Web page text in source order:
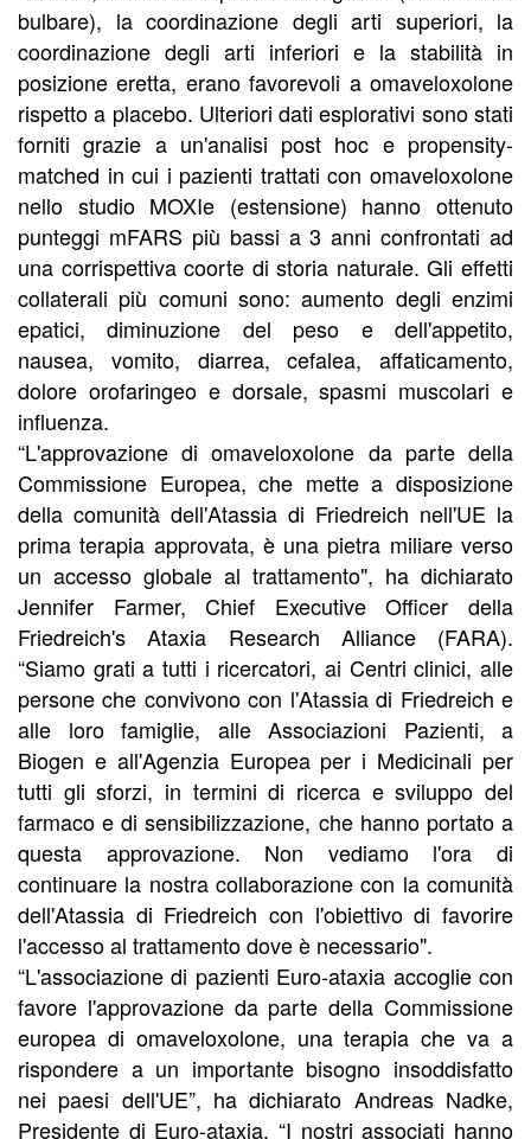
bulbare), la coordinazione degli arti superiori, la
coordinazione degli arti inferiori e la stabilità in
posizione eretta, erano favorevoli a omaveloxolone
rispetto a placebo. Ulteriori dati esplorativi sono stati
forniti grazie a un'analisi post hoc e propensity-
matched in cui i pazienti trattati con omaveloxolone
nello studio MOXIe (estensione) hanno ottenuto
punteggi mFARS più bassi a 3 anni confrontati ad
una corrispettiva coorte di storia naturale. Gli effetti
collaterali più comuni sono: aumento degli enzimi
epatici, diminuzione del peso e dell'appetito,
nausea, vomito, diarrea, cefalea, affaticamento,
dolore orofaringeo e dorsale, spasmi muscolari e
influenza.
“L'approvazione di omaveloxolone da parte della
Commissione Europea, che mette a disposizione
della comunità dell'Atassia di Friedreich nell'UE la
prima terapia approvata, è una pietra miliare verso
un accesso globale al trattamento", ha dichiarato
Jennifer Farmer, Chief Executive Officer della
Friedreich's Ataxia Research Alliance (FARA).
“Siamo grati a tutti i ricercatori, ai Centri clinici, alle
persone che convivono con l'Atassia di Friedreich e
alle loro famiglie, alle Associazioni Pazienti, a
Biogen e all'Agenzia Europea per i Medicinali per
tutti gli sforzi, in termini di ricerca e sviluppo del
farmaco e di sensibilizzazione, che hanno portato a
questa approvazione. Non vediamo l'ora di
continuare la nostra collaborazione con la comunità
dell'Atassia di Friedreich con l'obiettivo di favorire
l'accesso al trattamento dove è necessario".
“L'associazione di pazienti Euro-ataxia accoglie con
favore l'approvazione da parte della Commissione
europea di omaveloxolone, una terapia che va a
rispondere a un importante bisogno insoddisfatto
nei paesi dell'UE”, ha dichiarato Andreas Nadke,
Presidente di Euro-ataxia. “I nostri associati hanno